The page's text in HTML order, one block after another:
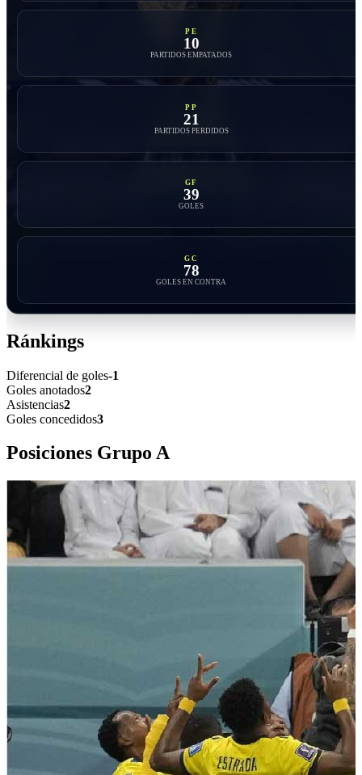
PE
10
PARTIDOS EMPATADOS
PP
21
PARTIDOS PERDIDOS
GF
39
GOLES
GC
78
GOLES EN CONTRA
Ránkings
Diferencial de goles-1
Goles anotados2
Asistencias2
Goles concedidos3
Posiciones Grupo A